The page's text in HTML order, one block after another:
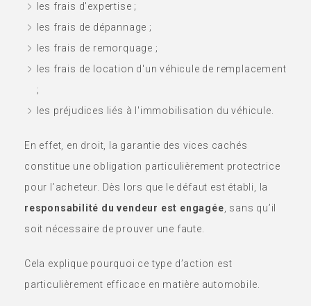
les frais d'expertise ;
les frais de dépannage ;
les frais de remorquage ;
les frais de location d'un véhicule de remplacement
;
les préjudices liés à l'immobilisation du véhicule.
En effet, en droit, la garantie des vices cachés
constitue une obligation particulièrement protectrice
pour l’acheteur. Dès lors que le défaut est établi, la
responsabilité du vendeur est engagée , sans qu’il
soit nécessaire de prouver une faute.
Cela explique pourquoi ce type d’action est
particulièrement efficace en matière automobile.